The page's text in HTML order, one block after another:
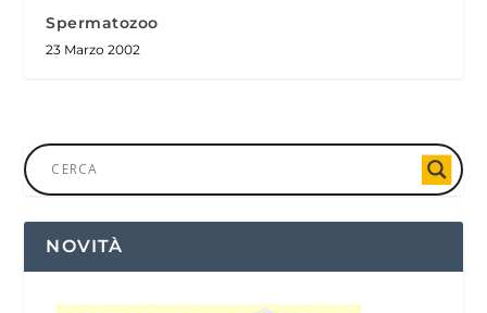
Spermatozoo
23 Marzo 2002
NOVITÀ